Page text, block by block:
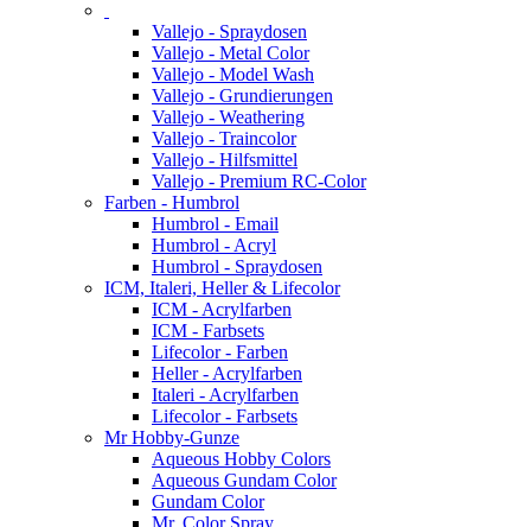
Vallejo - Spraydosen
Vallejo - Metal Color
Vallejo - Model Wash
Vallejo - Grundierungen
Vallejo - Weathering
Vallejo - Traincolor
Vallejo - Hilfsmittel
Vallejo - Premium RC-Color
Farben - Humbrol
Humbrol - Email
Humbrol - Acryl
Humbrol - Spraydosen
ICM, Italeri, Heller & Lifecolor
ICM - Acrylfarben
ICM - Farbsets
Lifecolor - Farben
Heller - Acrylfarben
Italeri - Acrylfarben
Lifecolor - Farbsets
Mr Hobby-Gunze
Aqueous Hobby Colors
Aqueous Gundam Color
Gundam Color
Mr. Color Spray